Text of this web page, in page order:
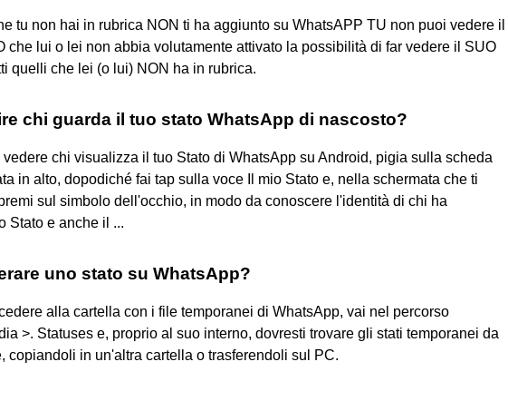
tu non hai in rubrica NON ti ha aggiunto su WhatsAPP TU non puoi vedere il
che lui o lei non abbia volutamente attivato la possibilità di far vedere il SUO
quelli che lei (o lui) NON ha in rubrica.
chi guarda il tuo stato WhatsApp di nascosto?
vedere chi visualizza il tuo Stato di WhatsApp su Android, pigia sulla scheda
in alto, dopodiché fai tap sulla voce Il mio Stato e, nella schermata che ti
sul simbolo dell'occhio, in modo da conoscere l'identità di chi ha
Stato e anche il ...
uno stato su WhatsApp?
alla cartella con i file temporanei di WhatsApp, vai nel percorso
>. Statuses e, proprio al suo interno, dovresti trovare gli stati temporanei da
copiandoli in un'altra cartella o trasferendoli sul PC.